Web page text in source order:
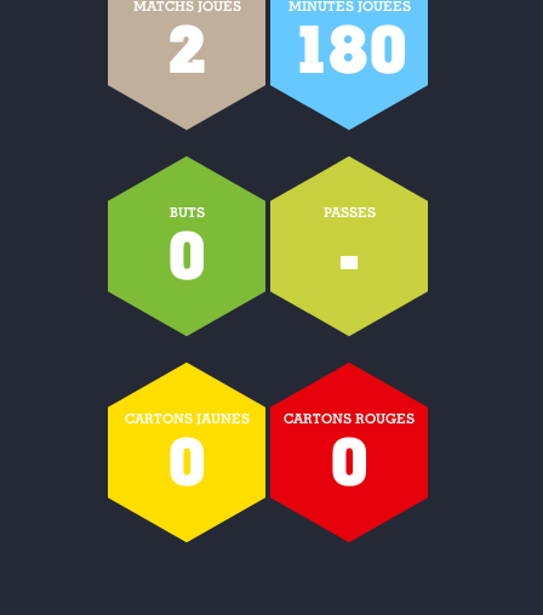
MATCHS JOUÉS
2
MINUTES JOUÉES
180
BUTS
0
PASSES
-
CARTONS JAUNES
0
CARTONS ROUGES
0